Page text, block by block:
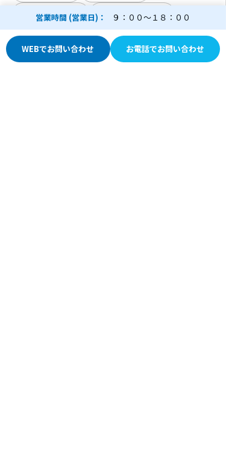
も受けながら、
フットワークよく活躍中の注目度ナンバーワ
ンの「派遣のミカタ」の社労士である。
※月刊ビジネスガイド別冊SR27号に「元職員
女性活躍推進
派遣・紹介許可
採用・求人
人材確保・定着
リスキリング
営業時間 (営業日) ９：００～１８：００
WEBでお問い合わせ お電話でお問い合わせ